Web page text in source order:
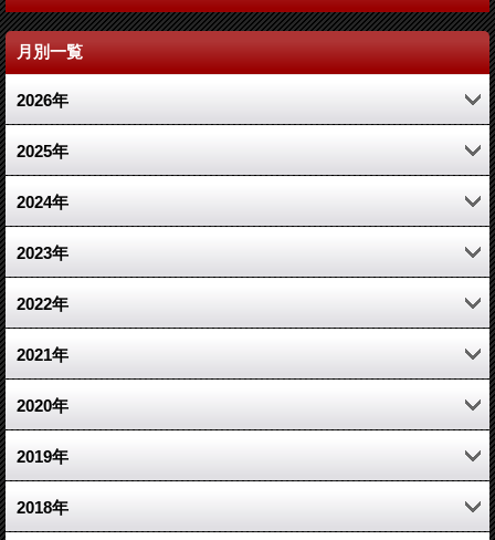
月別一覧
2026年
7月 (7)
5月 (2)
4月 (2)
3月 (2)
2月 (1)
2025年
12月 (2)
11月 (2)
10月 (2)
9月 (2)
8月 (3)
7月 (3)
6月 (5)
2024年
11月 (2)
5月 (1)
4月 (1)
1月 (1)
2023年
6月 (1)
5月 (3)
4月 (4)
3月 (4)
2月 (3)
2022年
12月 (6)
11月 (6)
10月 (6)
9月 (5)
2021年
12月 (11)
11月 (5)
10月 (4)
2020年
12月 (5)
11月 (4)
2019年
12月 (6)
2018年